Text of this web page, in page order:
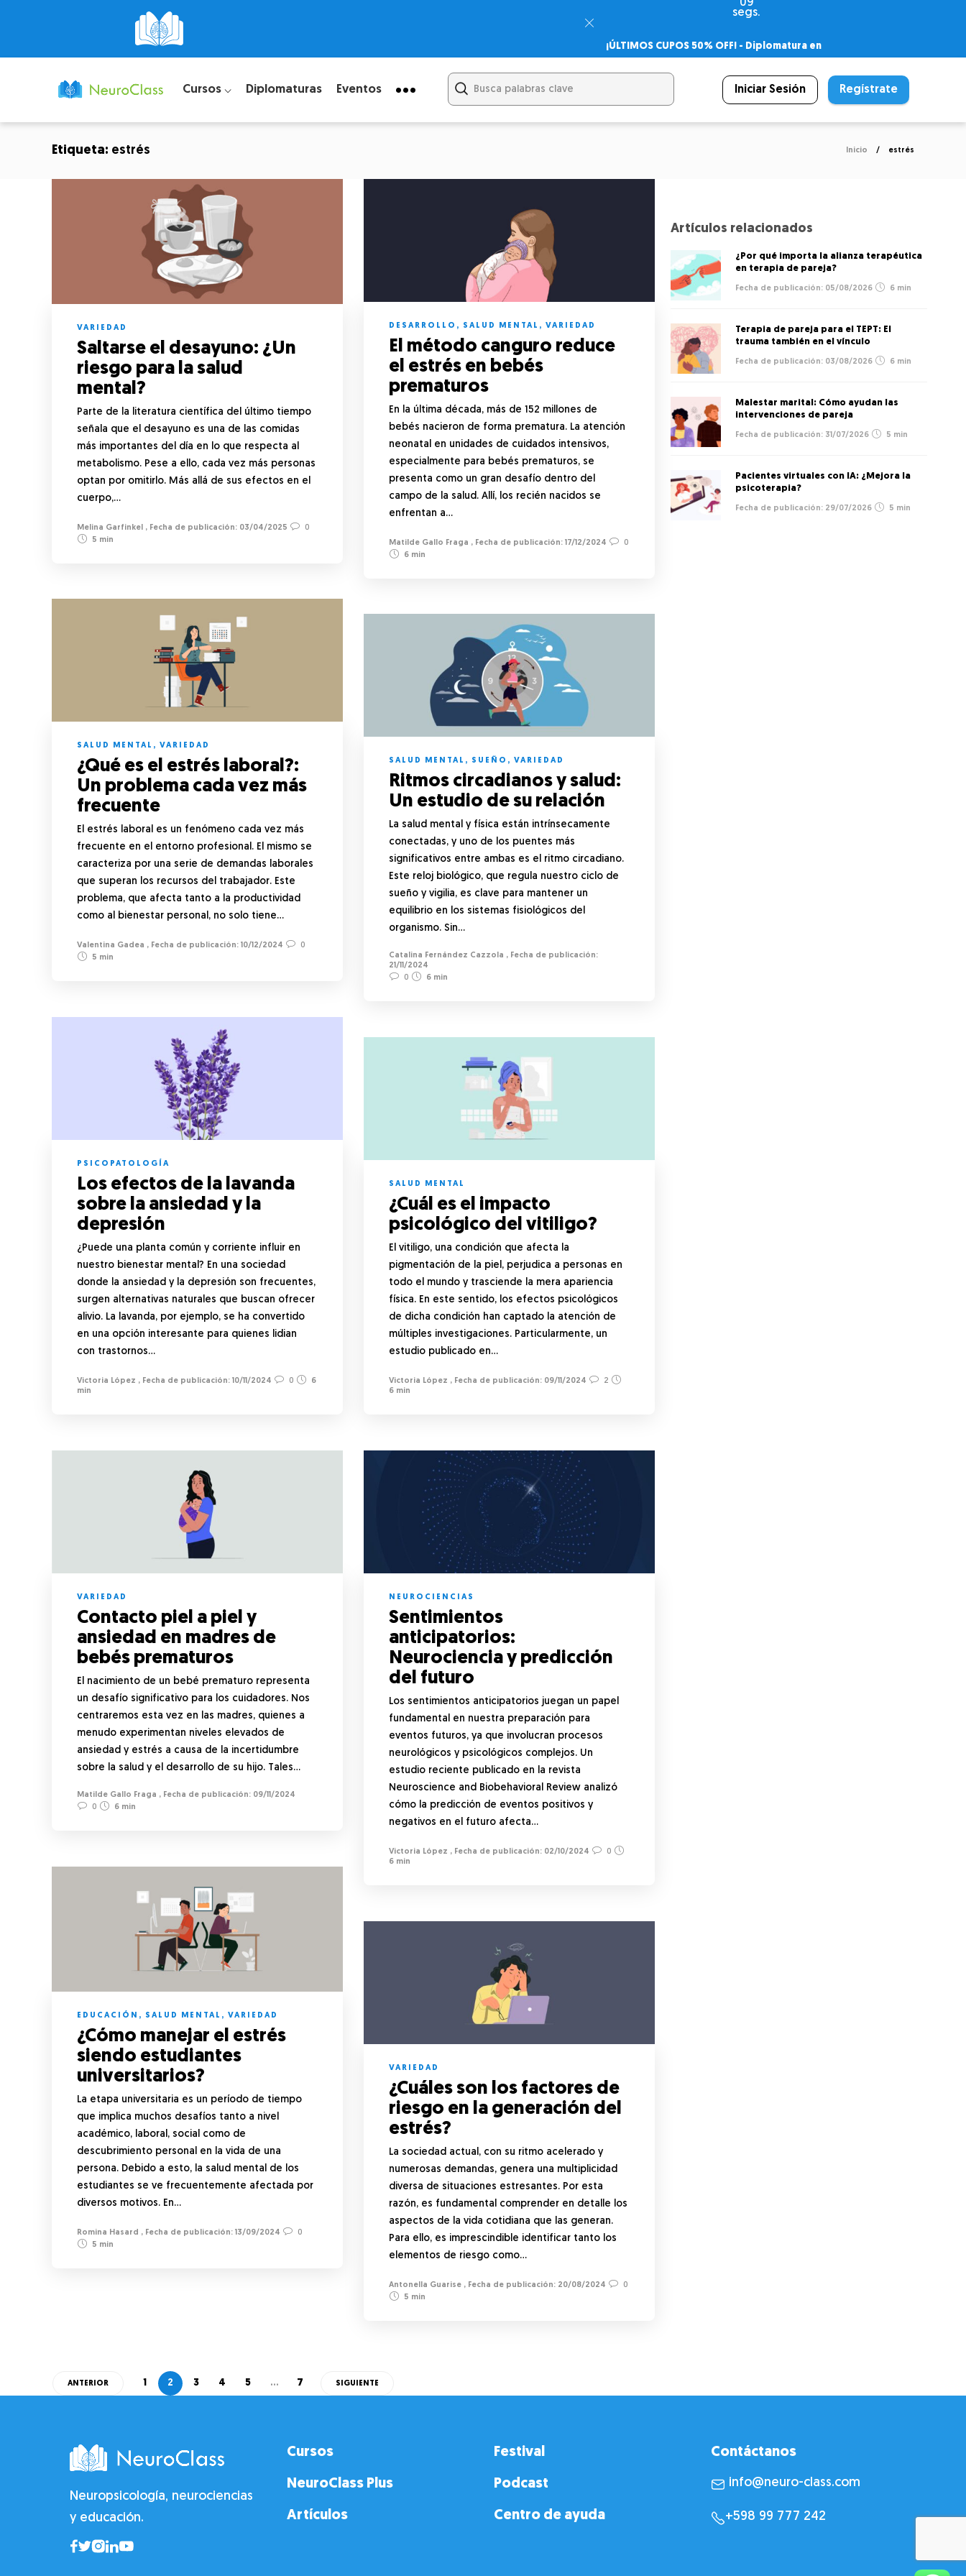
08
segs.
¡ÚLTIMOS CUPOS 50% OFF! - Diplomatura en
– Certificado Universitario
Cursos ⌵ Diplomaturas Eventos Iniciar Sesión Regístrate
Etiqueta: estrés Inicio estrés
VARIEDAD
Saltarse el desayuno: ¿Un
riesgo para la salud
mental?
Parte de la literatura científica del último tiempo
señala que el desayuno es una de las comidas
más importantes del día en lo que respecta al
metabolismo. Pese a ello, cada vez más personas
optan por omitirlo. Más allá de sus efectos en el
cuerpo,…
Melina Garfinkel , 03/04/2025
0
5 min
DESARROLLO , SALUD MENTAL , VARIEDAD
El método canguro reduce
el estrés en bebés
prematuros
En la última década, más de 152 millones de
bebés nacieron de forma prematura. La atención
neonatal en unidades de cuidados intensivos,
especialmente para bebés prematuros, se
presenta como un gran desafío dentro del
campo de la salud. Allí, los recién nacidos se
enfrentan a…
Matilde Gallo Fraga , 17/12/2024
0
6 min
SALUD MENTAL , VARIEDAD
¿Qué es el estrés laboral?:
Un problema cada vez más
frecuente
El estrés laboral es un fenómeno cada vez más
frecuente en el entorno profesional. El mismo se
caracteriza por una serie de demandas laborales
que superan los recursos del trabajador. Este
problema, que afecta tanto a la productividad
como al bienestar personal, no solo tiene…
Valentina Gadea , 10/12/2024
0
5 min
SALUD MENTAL , SUEÑO , VARIEDAD
Ritmos circadianos y salud:
Un estudio de su relación
La salud mental y física están intrínsecamente
conectadas, y uno de los puentes más
significativos entre ambas es el ritmo circadiano.
Este reloj biológico, que regula nuestro ciclo de
sueño y vigilia, es clave para mantener un
equilibrio en los sistemas fisiológicos del
organismo. Sin…
Catalina Fernández Cazzola ,
21/11/2024
0
6 min
PSICOPATOLOGÍA
Los efectos de la lavanda
sobre la ansiedad y la
depresión
¿Puede una planta común y corriente influir en
nuestro bienestar mental? En una sociedad
donde la ansiedad y la depresión son frecuentes,
surgen alternativas naturales que buscan ofrecer
alivio. La lavanda, por ejemplo, se ha convertido
en una opción interesante para quienes lidian
con trastornos…
Victoria López , 10/11/2024 0
6
min
SALUD MENTAL
¿Cuál es el impacto
psicológico del vitiligo?
El vitiligo, una condición que afecta la
pigmentación de la piel, perjudica a personas en
todo el mundo y trasciende la mera apariencia
física. En este sentido, los efectos psicológicos
de dicha condición han captado la atención de
múltiples investigaciones. Particularmente, un
estudio publicado en…
Victoria López , 09/11/2024
2
6 min
VARIEDAD
Contacto piel a piel y
ansiedad en madres de
bebés prematuros
El nacimiento de un bebé prematuro representa
un desafío significativo para los cuidadores. Nos
centraremos esta vez en las madres, quienes a
menudo experimentan niveles elevados de
ansiedad y estrés a causa de la incertidumbre
sobre la salud y el desarrollo de su hijo. Tales…
Matilde Gallo Fraga ,
09/11/2024
0
6 min
NEUROCIENCIAS
Sentimientos
anticipatorios:
Neurociencia y predicción
del futuro
Los sentimientos anticipatorios juegan un papel
fundamental en nuestra preparación para
eventos futuros, ya que involucran procesos
neurológicos y psicológicos complejos. Un
estudio reciente publicado en la revista
Neuroscience and Biobehavioral Review analizó
cómo la predicción de eventos positivos y
negativos en el futuro afecta…
Victoria López , 02/10/2024
0
6 min
EDUCACIÓN , SALUD MENTAL , VARIEDAD
¿Cómo manejar el estrés
siendo estudiantes
universitarios?
La etapa universitaria es un período de tiempo
que implica muchos desafíos tanto a nivel
académico, laboral, social como de
descubrimiento personal en la vida de una
persona. Debido a esto, la salud mental de los
estudiantes se ve frecuentemente afectada por
diversos motivos. En…
Romina Hasard , 13/09/2024
0
5 min
VARIEDAD
¿Cuáles son los factores de
riesgo en la generación del
estrés?
La sociedad actual, con su ritmo acelerado y
numerosas demandas, genera una multiplicidad
diversa de situaciones estresantes. Por esta
razón, es fundamental comprender en detalle los
aspectos de la vida cotidiana que las generan.
Para ello, es imprescindible identificar tanto los
elementos de riesgo como…
Antonella Guarise , 20/08/2024
0
5 min
ANTERIOR 1 2 3 4 5 … 7 SIGUIENTE
Artículos relacionados
¿Por qué importa la alianza terapéutica
en terapia de pareja?
05/08/2026 6 min
Terapia de pareja para el TEPT: El
trauma también en el vínculo
03/08/2026 6 min
Malestar marital: Cómo ayudan las
intervenciones de pareja
31/07/2026 5 min
Pacientes virtuales con IA: ¿Mejora la
psicoterapia?
29/07/2026 5 min
Neuropsicología, neurociencias
y educación.
Cursos
NeuroClass Plus
Artículos
Festival
Podcast
Centro de ayuda
Contáctanos
info@neuro-class.com
+598 99 777 242